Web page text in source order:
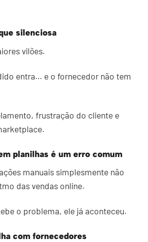
silenciosa
vilões.
entra… e o fornecedor não tem
frustração do cliente e
planilhas é um erro comum
manuais simplesmente não
das vendas online.
o problema, ele já aconteceu.
com fornecedores